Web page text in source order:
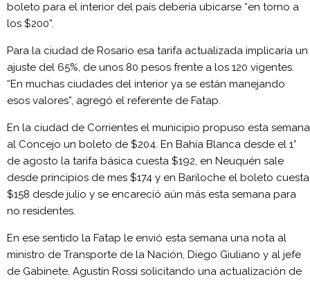
boleto para el interior del país debería ubicarse “en torno a
los $200”.
Para la ciudad de Rosario esa tarifa actualizada implicaría un
ajuste del 65%, de unos 80 pesos frente a los 120 vigentes.
“En muchas ciudades del interior ya se están manejando
esos valores”, agregó el referente de Fatap.
En la ciudad de Corrientes el municipio propuso esta semana
al Concejo un boleto de $204. En Bahía Blanca desde el 1°
de agosto la tarifa básica cuesta $192, en Neuquén sale
desde principios de mes $174 y en Bariloche el boleto cuesta
$158 desde julio y se encareció aún más esta semana para
no residentes.
En ese sentido la Fatap le envió esta semana una nota al
ministro de Transporte de la Nación, Diego Giuliano y al jefe
de Gabinete, Agustín Rossi solicitando una actualización de